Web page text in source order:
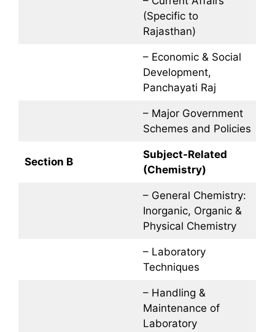
(Specific to
Rajasthan)
– Economic & Social
Development,
Panchayati Raj
– Major Government
Schemes and Policies
Section B
Subject-Related
(Chemistry)
– General Chemistry:
Inorganic, Organic &
Physical Chemistry
– Laboratory
Techniques
– Handling &
Maintenance of
Laboratory